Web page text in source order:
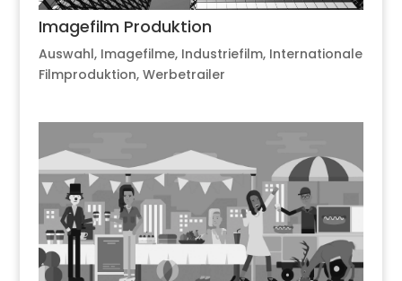
Imagefilm Produktion
Auswahl, Imagefilme, Industriefilm, Internationale
Filmproduktion, Werbetrailer